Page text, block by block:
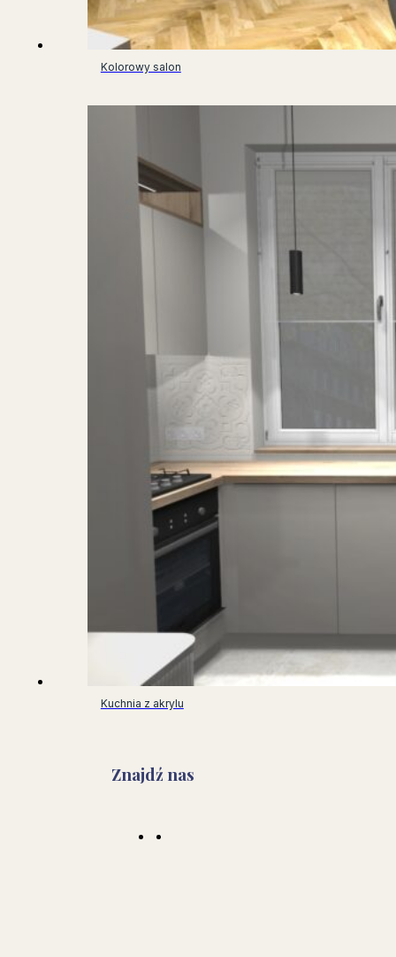
Kolorowy salon
Kuchnia z akrylu
Znajdź nas